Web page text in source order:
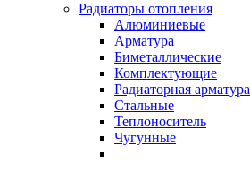
Радиаторы отопления
Алюминиевые
Арматура
Биметаллические
Комплектующие
Радиаторная арматура
Стальные
Теплоноситель
Чугунные